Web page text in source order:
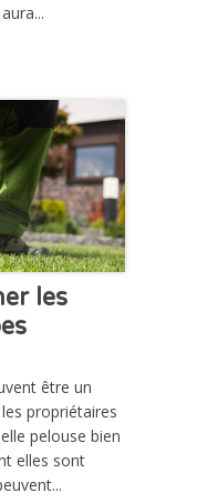
les
être un
propriétaires
pelouse bien
elles sont